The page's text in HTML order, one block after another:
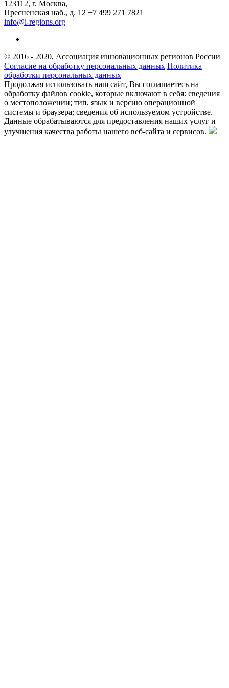
123112, г. Москва,
Пресненская наб., д. 12 +7 499 271 7821
info@i-regions.org
© 2016 - 2020, Ассоциация инновационных регионов России
Согласие на обработку персональных данных Политика
обработки персональных данных
Продолжая использовать наш сайт, Вы соглашаетесь на
обработку файлов cookie, которые включают в себя: сведения
о местоположении; тип, язык и версию операционной
системы и браузера; сведения об используемом устройстве.
Данные обрабатываются для предоставления наших услуг и
улучшения качества работы нашего веб-сайта и сервисов.